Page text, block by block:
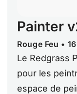
Painter
Rouge Feu •
Le Redgrass
pour les
espace de